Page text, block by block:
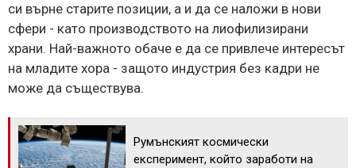
си върне старите позиции, а и да се наложи в нови
сфери - като производството на лиофилизирани
храни. Най-важното обаче е да се привлече интересът
на младите хора - защото индустрия без кадри не
може да съществува.
Румънският космически
експеримент, който заработи на